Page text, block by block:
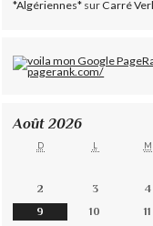
*Algériennes* surCarré
Août 2026
D L M
2
3 4
9
10 11